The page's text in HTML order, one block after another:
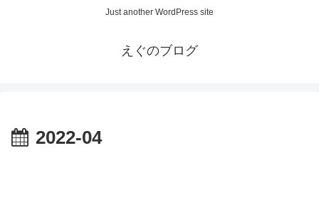
Just another WordPress site
えぐのブログ
2022-04